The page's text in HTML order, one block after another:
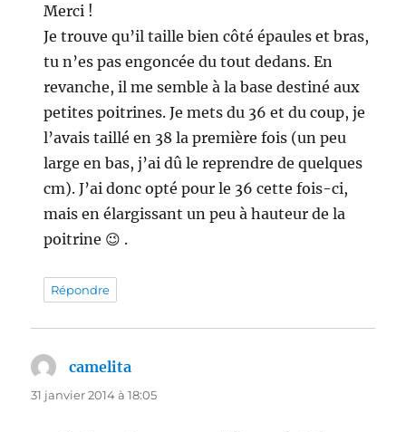
Merci !
Je trouve qu’il taille bien côté épaules et bras,
tu n’es pas engoncée du tout dedans. En
revanche, il me semble à la base destiné aux
petites poitrines. Je mets du 36 et du coup, je
l’avais taillé en 38 la première fois (un peu
large en bas, j’ai dû le reprendre de quelques
cm). J’ai donc opté pour le 36 cette fois-ci,
mais en élargissant un peu à hauteur de la
poitrine 😉 .
Répondre
camelita
31 janvier 2014 à 18:05